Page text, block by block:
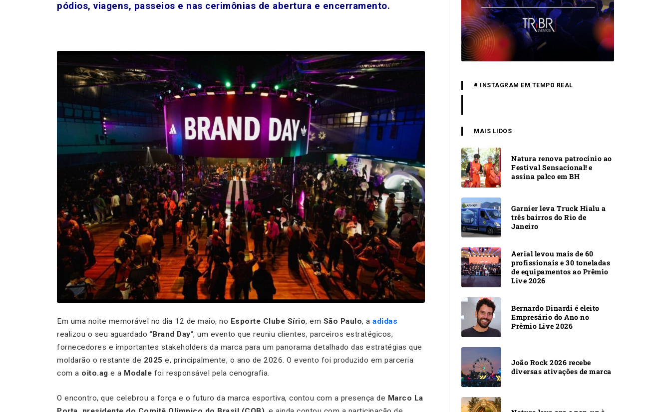
pódios, viagens, passeios e nas cerimônias de abertura e encerramento.
Em uma noite memorável no dia 12 de maio, no Esporte Clube Sírio, em São Paulo, a adidas
realizou o seu aguardado “Brand Day“, um evento que reuniu clientes, parceiros estratégicos,
fornecedores e importantes stakeholders da marca para um panorama detalhado das estratégias que
moldarão o restante de 2025 e, principalmente, o ano de 2026. O evento foi produzido em parceria
com a oito.ag e a Modale foi responsável pela cenografia.
O encontro, que celebrou a força e o futuro da marca esportiva, contou com a presença de Marco La
# INSTAGRAM EM TEMPO REAL
MAIS LIDOS
Natura renova patrocínio ao
Festival Sensacional! e
assina palco em BH
Garnier leva Truck Hialu a
três bairros do Rio de
Janeiro
Aerial levou mais de 60
profissionais e 30 toneladas
de equipamentos ao Prêmio
Live 2026
Bernardo Dinardi é eleito
Empresário do Ano no
Prêmio Live 2026
João Rock 2026 recebe
diversas ativações de marca